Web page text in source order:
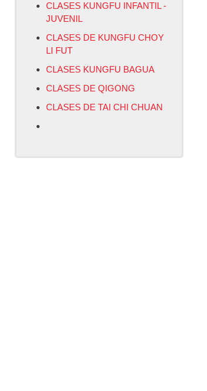
CLASES KUNGFU INFANTIL -
JUVENIL
CLASES DE KUNGFU CHOY
LI FUT
CLASES KUNGFU BAGUA
CLASES DE QIGONG
CLASES DE TAI CHI CHUAN